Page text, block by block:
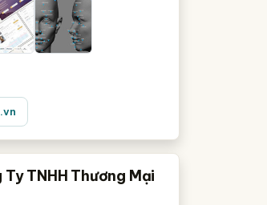
TNHH Thương Mại